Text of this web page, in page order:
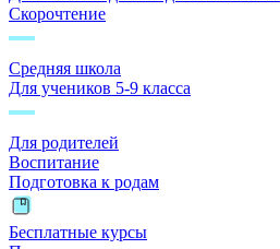
Скорочтение
Средняя школа
Для учеников 5-9 класса
Для родителей
Воспитание
Подготовка к родам
Бесплатные курсы